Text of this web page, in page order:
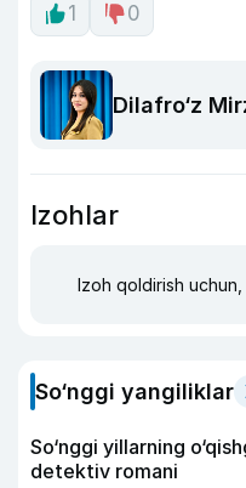
1
0
Dilafro‘z
Izohlar
Izoh qoldirish uchun,
So‘nggi yangiliklar
So‘nggi yillarning
detektiv romani